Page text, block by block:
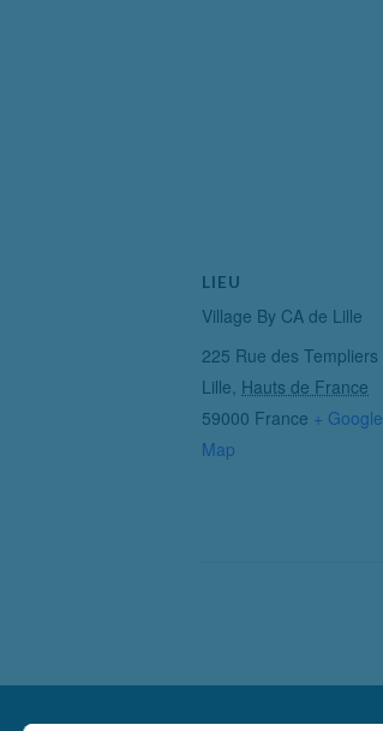
LIEU
Village By CA de Lille
225 Rue des Templiers
Lille Hauts de France
59000 France + Google
Map